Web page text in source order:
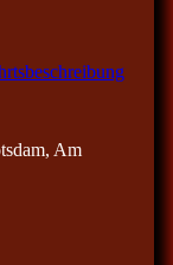
Am